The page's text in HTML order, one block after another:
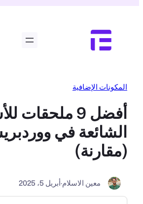
المكونات الإضافية
أفضل 9 ملحقات
الشائعة في
(مقارنة)
معين الاسلام·أبريل 5، 2025